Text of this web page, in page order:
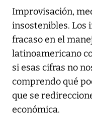
Improvisación,
insostenibles. Los
fracaso en el
latinoamericano
si esas cifras no
comprendo qué
que se
económica.